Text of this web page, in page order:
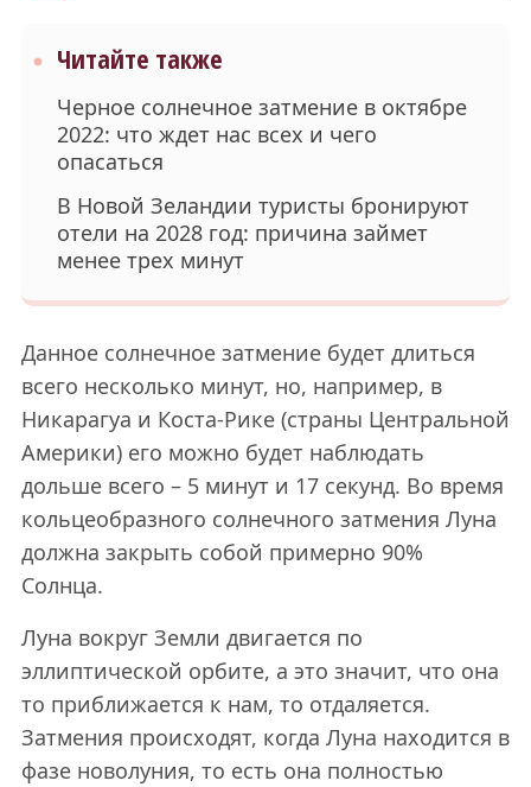
Читайте также
Черное солнечное затмение в октябре
2022: что ждет нас всех и чего
опасаться
В Новой Зеландии туристы бронируют
отели на 2028 год: причина займет
менее трех минут
Данное солнечное затмение будет длиться
всего несколько минут, но, например, в
Никарагуа и Коста-Рике (страны Центральной
Америки) его можно будет наблюдать
дольше всего – 5 минут и 17 секунд. Во время
кольцеобразного солнечного затмения Луна
должна закрыть собой примерно 90%
Солнца.
Луна вокруг Земли двигается по
эллиптической орбите, а это значит, что она
то приближается к нам, то отдаляется.
Затмения происходят, когда Луна находится в
фазе новолуния, то есть она полностью